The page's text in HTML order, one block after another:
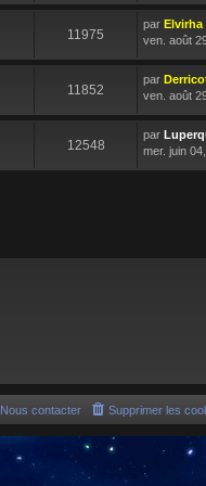
11975
par Elvirha
ven. août
11852
par
ven. août
12548
par
mer. juin
Supprimer les
Nous contacter